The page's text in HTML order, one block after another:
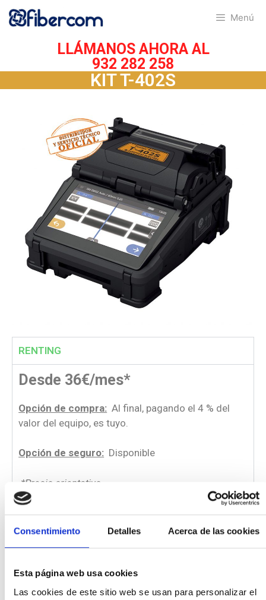
Consentimiento Detalles Acerca de las cookies
Esta página web usa cookies
Las cookies de este sitio web se usan para personalizar el
Menú
LLÁMANOS AHORA AL
932 282 258
KIT T-402S
RENTING
Desde 36€/mes*
Opción de compra: Al final, pagando el 4 % del
valor del equipo, es tuyo.
Opción de seguro: Disponible
*Precio orientativo
Características
Vídeo